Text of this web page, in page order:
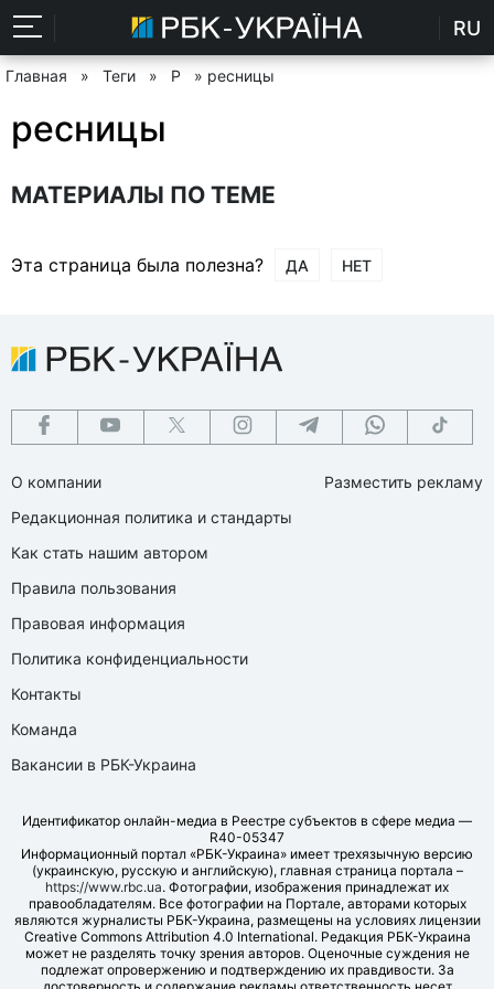
RU
Главная » Теги » Р » ресницы
ресницы
МАТЕРИАЛЫ ПО ТЕМЕ
Эта страница была полезна? ДА НЕТ
О компании
Редакционная политика и стандарты
Как стать нашим автором
Правила пользования
Правовая информация
Политика конфиденциальности
Контакты
Команда
Вакансии в РБК-Украина
Разместить рекламу
Идентификатор онлайн-медиа в Реестре субъектов в сфере медиа —
R40-05347
Информационный портал «РБК-Украина» имеет трехязычную версию
(украинскую, русскую и английскую), главная страница портала –
https://www.rbc.ua. Фотографии, изображения принадлежат их
правообладателям. Все фотографии на Портале, авторами которых
являются журналисты РБК-Украина, размещены на условиях лицензии
Creative Commons Attribution 4.0 International. Редакция РБК-Украина
может не разделять точку зрения авторов. Оценочные суждения не
подлежат опровержению и подтверждению их правдивости. За